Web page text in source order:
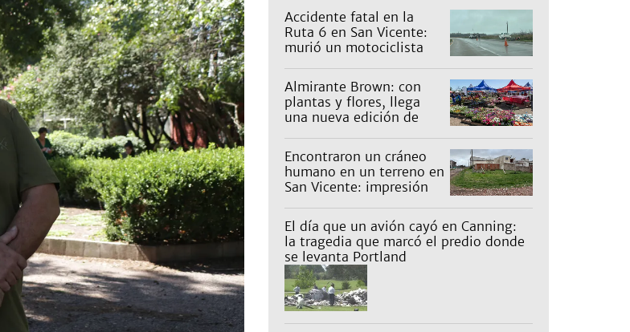
Accidente fatal en la
Ruta 6 en San Vicente:
murió un motociclista
Almirante Brown: con
plantas y flores, llega
una nueva edición de
Encontraron un cráneo
humano en un terreno en
San Vicente: impresión
El día que un avión cayó en Canning:
la tragedia que marcó el predio donde hoy
se levanta Portland